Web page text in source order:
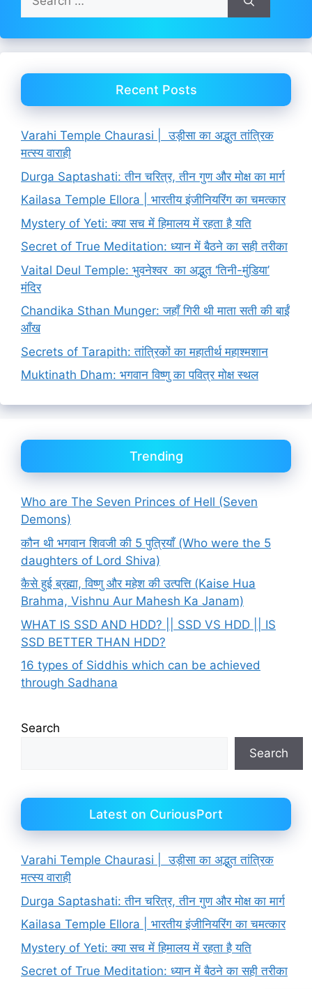
for:
Recent Posts
Varahi Temple Chaurasi | उड़ीसा का अद्भुत तांत्रिक
मत्स्य वाराही
Durga Saptashati: तीन चरित्र, तीन गुण और मोक्ष का मार्ग
Kailasa Temple Ellora | भारतीय इंजीनियरिंग का चमत्कार
Mystery of Yeti: क्या सच में हिमालय में रहता है यति
Secret of True Meditation: ध्यान में बैठने का सही तरीका
Vaital Deul Temple: भुवनेश्वर का अद्भुत ‘तिनी-मुंडिया’
मंदिर
Chandika Sthan Munger: जहाँ गिरी थी माता सती की बाईं
आँख
Secrets of Tarapith: तांत्रिकों का महातीर्थ महाश्मशान
Muktinath Dham: भगवान विष्णु का पवित्र मोक्ष स्थल
Trending
Who are The Seven Princes of Hell (Seven
Demons)
कौन थी भगवान शिवजी की 5 पुत्रियाँ (Who were the 5
daughters of Lord Shiva)
कैसे हुई ब्रह्मा, विष्णु और महेश की उत्पत्ति (Kaise Hua
Brahma, Vishnu Aur Mahesh Ka Janam)
WHAT IS SSD AND HDD? || SSD VS HDD || IS
SSD BETTER THAN HDD?
16 types of Siddhis which can be achieved
through Sadhana
Search
Search
Latest on CuriousPort
Varahi Temple Chaurasi | उड़ीसा का अद्भुत तांत्रिक
मत्स्य वाराही
Durga Saptashati: तीन चरित्र, तीन गुण और मोक्ष का मार्ग
Kailasa Temple Ellora | भारतीय इंजीनियरिंग का चमत्कार
Mystery of Yeti: क्या सच में हिमालय में रहता है यति
Secret of True Meditation: ध्यान में बैठने का सही तरीका